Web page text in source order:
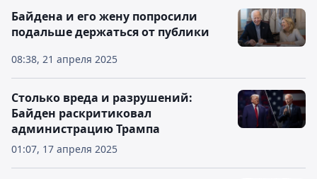
08:38, 21 апреля 2025
Байдена и его жену попросили
подальше держаться от публики
01:07, 17 апреля 2025
Столько вреда и разрушений:
Байден раскритиковал
администрацию Трампа